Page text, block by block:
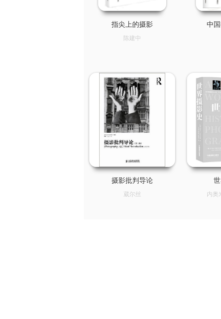
指尖上的摄影
陈建中
中
摄影批判导论
葳尔丝 内奥